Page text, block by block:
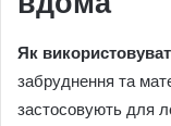
Як
забруднення та
застосовують для